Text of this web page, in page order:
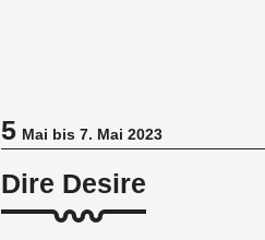
5Mai bis 7. Mai 2023
Dire Desire